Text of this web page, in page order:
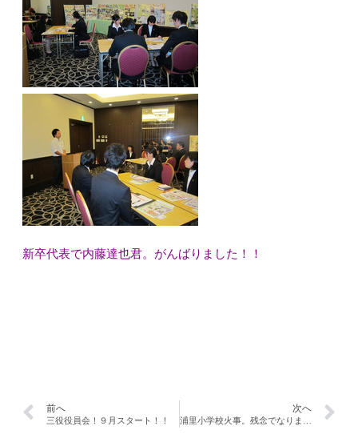
新卒代表で内藤達也君。がんばりました！！
前へ
三役役員会！９月スタート！！
次へ